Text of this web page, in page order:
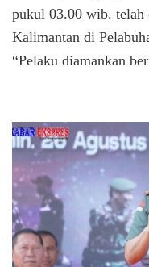
pukul 03.00 wib. telah
Kalimantan di
“Pelaku diamankan